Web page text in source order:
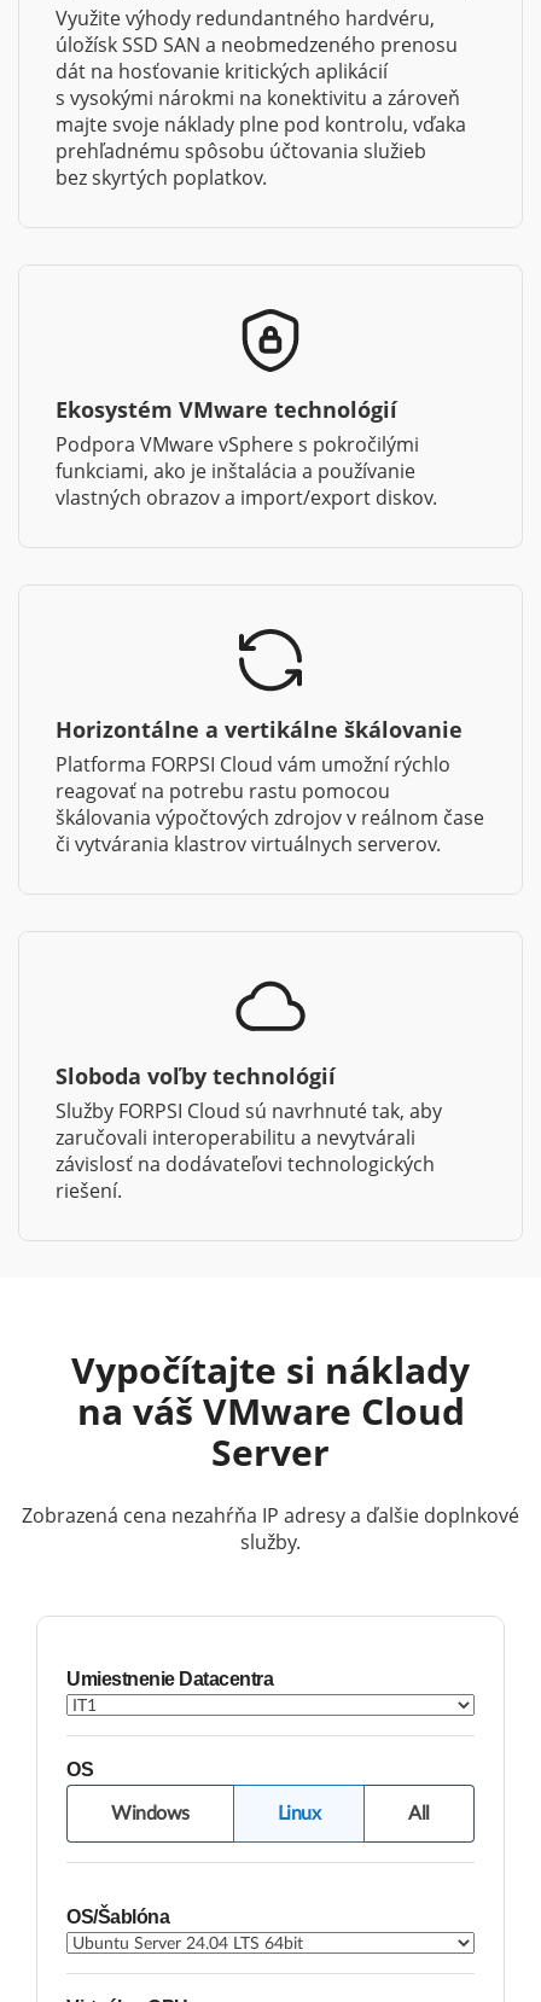
Využite výhody redundantného hardvéru,
úložísk SSD SAN a neobmedzeného prenosu
dát na hosťovanie kritických aplikácií
s vysokými nárokmi na konektivitu a zároveň
majte svoje náklady plne pod kontrolu, vďaka
prehľadnému spôsobu účtovania služieb
bez skyrtých poplatkov.
Ekosystém VMware technológií
Podpora VMware vSphere s pokročilými
funkciami, ako je inštalácia a používanie
vlastných obrazov a import/export diskov.
Horizontálne a vertikálne škálovanie
Platforma FORPSI Cloud vám umožní rýchlo
reagovať na potrebu rastu pomocou
škálovania výpočtových zdrojov v reálnom čase
či vytvárania klastrov virtuálnych serverov.
Sloboda voľby technológií
Služby FORPSI Cloud sú navrhnuté tak, aby
zaručovali interoperabilitu a nevytvárali
závislosť na dodávateľovi technologických
riešení.
Vypočítajte si náklady
na váš VMware Cloud
Server
Zobrazená cena nezahŕňa IP adresy a ďalšie doplnkové
služby.